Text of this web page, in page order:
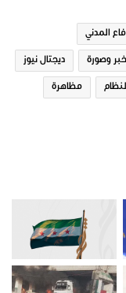
المدني
خبر وصورة ديجتال نيوز
مظاهرة